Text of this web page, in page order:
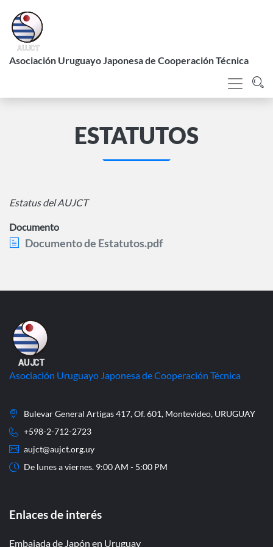
contenido
principal
Asociación Uruguayo Japonesa de Cooperación Técnica
ESTATUTOS
Estatus del AUJCT
Documento
Documento de Estatutos.pdf
Asociación Uruguayo Japonesa de Cooperación Técnica
Bulevar General Artigas 417, Of. 601, Montevideo, URUGUAY
+598-2-712-2723
aujct@aujct.org.uy
De lunes a viernes. 9:00 AM - 5:00 PM
Enlaces de interés
Embajada de Japón en Uruguay